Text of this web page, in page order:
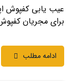
عیب یابی کفپوش
برای مجریان
ادامه مطلب